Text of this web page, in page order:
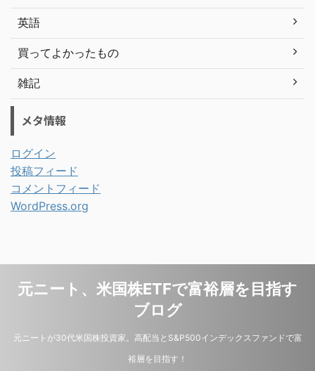
英語
買ってよかったもの
雑記
メタ情報
ログイン
投稿フィード
コメントフィード
WordPress.org
元ニート、米国株ETFで富裕層を目指す
ブログ
元ニートが30代米国株投資家。高配当とS&P500インデックスファンドで富
裕層を目指す！